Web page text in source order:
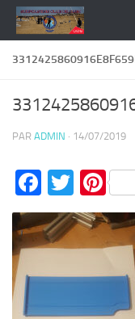
Skip to content
PAR ADMIN · 14/07/2019
Facebook